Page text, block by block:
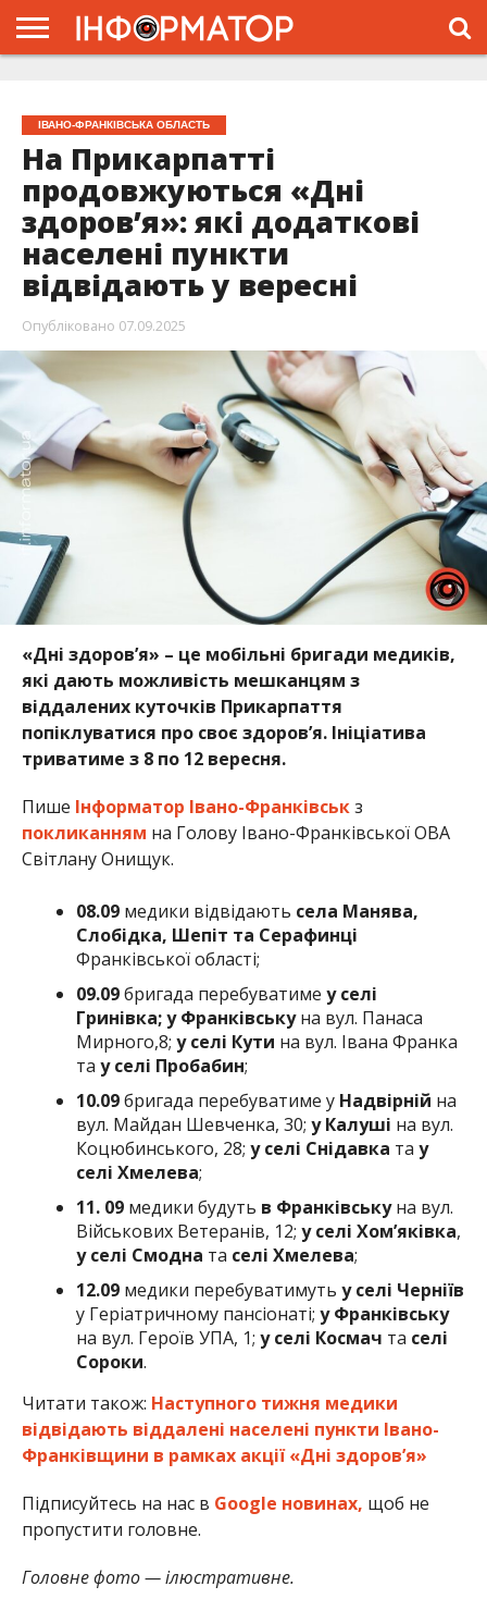
ІВАНО-ФРАНКІВСЬКА ОБЛАСТЬ
На Прикарпатті
продовжуються «Дні
здоров’я»: які додаткові
населені пункти
відвідають у вересні
Опубліковано 07.09.2025
«Дні здоров’я» – це мобільні бригади медиків,
які дають можливість мешканцям з
віддалених куточків Прикарпаття
попіклуватися про своє здоров’я. Ініціатива
триватиме з 8 по 12 вересня.
Пише Інформатор Івано-Франківськз
покликанням на Голову Івано-Франківської ОВА
Світлану Онищук.
08.09медики відвідають села Манява,
Слобідка, Шепіт та Серафинці
Франківської області;
09.09бригада перебуватиме у селі
Гринівка; у Франківськуна вул. Панаса
Мирного,8; у селі Кути на вул. Івана Франка
та у селі Пробабин;
10.09бригада перебуватиме у Надвірній на
вул. Майдан Шевченка, 30; у Калуші на вул.
Коцюбинського, 28; у селі Снідавка та у
селі Хмелева;
11. 09медики будуть в Франківськуна вул.
Військових Ветеранів, 12; у селі Хом’яківка,
у селі Смодна та селі Хмелева;
12.09медики перебуватимуть у селі Черніїв
у Геріатричному пансіонаті; у Франківську
на вул. Героїв УПА, 1; у селі Космач та селі
Сороки.
Читати також: Наступного тижня медики
відвідають віддалені населені пункти Івано-
Франківщини в рамках акції «Дні здоров’я»
Підписуйтесь на нас в Google новинах, щоб не
пропустити головне.
Головне фото — ілюстративне.